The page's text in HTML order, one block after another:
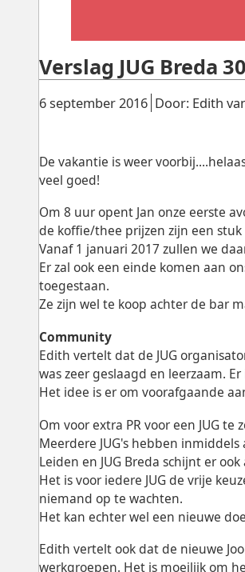
Gepubliceerd:
6 september 2016. Door: Edith
Verslag JUG Breda
De vakantie is weer
veel goed!
Om 8 uur opent Jan onze eerste
de koffie/thee prijzen zijn een stuk
Vanaf 1 januari 2017 zullen we
Er zal ook een einde komen aan
toegestaan.
Ze zijn wel te koop achter de bar
Community
Edith vertelt dat de JUG
was zeer geslaagd en leerzaam.
Het idee is er om voorafgaande
Om voor extra PR voor een JUG
Meerdere JUG's hebben inmiddels
Leiden en JUG Breda schijnt er
Het is voor iedere JUG de vrije
niemand op te wachten.
Het kan echter wel een nieuwe
Edith vertelt ook dat de nieuwe
werkgroepen. Het is moeilijk om